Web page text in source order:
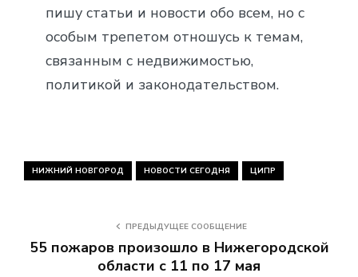
пишу статьи и новости обо всем, но с
особым трепетом отношусь к темам,
связанным с недвижимостью,
политикой и законодательством.
НИЖНИЙ НОВГОРОД НОВОСТИ СЕГОДНЯ ЦИПР
ПРЕДЫДУЩЕЕ СООБЩЕНИЕ
55 пожаров произошло в Нижегородской
области с 11 по 17 мая